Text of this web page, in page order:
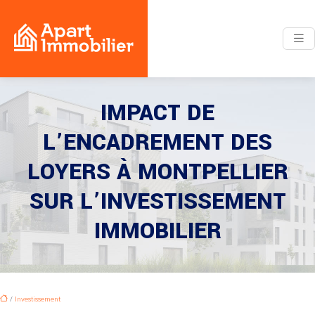
IMPACT DE
L’ENCADREMENT DES
LOYERS À MONTPELLIER
SUR L’INVESTISSEMENT
IMMOBILIER
/ Investissement